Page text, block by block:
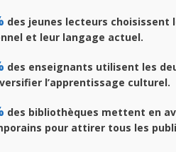
des jeunes lecteurs choisissent
et leur langage actuel.
des enseignants utilisent les
l’apprentissage culturel.
des bibliothèques mettent en
pour attirer tous les